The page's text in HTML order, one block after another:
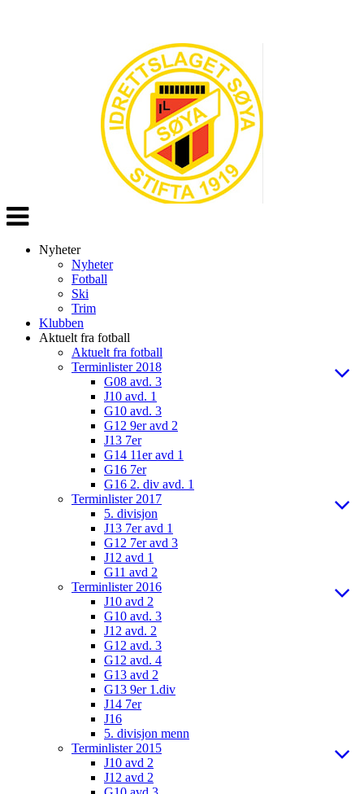
Veksle
navigasjon
Nyheter
Nyheter
Fotball
Ski
Trim
Klubben
Aktuelt fra fotball
Aktuelt fra fotball
Terminlister 2018
G08 avd. 3
J10 avd. 1
G10 avd. 3
G12 9er avd 2
J13 7er
G14 11er avd 1
G16 7er
G16 2. div avd. 1
Terminlister 2017
5. divisjon
J13 7er avd 1
G12 7er avd 3
J12 avd 1
G11 avd 2
Terminlister 2016
J10 avd 2
G10 avd. 3
J12 avd. 2
G12 avd. 3
G12 avd. 4
G13 avd 2
G13 9er 1.div
J14 7er
J16
5. divisjon menn
Terminlister 2015
J10 avd 2
J12 avd 2